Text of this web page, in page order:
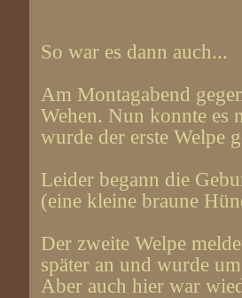
So war es dann auch...
Am Montagabend
Wehen. Nun konnte es
wurde der erste Welpe
Leider begann die
(eine kleine braune
Der zweite Welpe
später an und wurde
Aber auch hier war